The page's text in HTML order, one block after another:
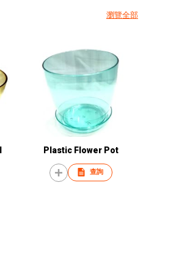
瀏覽全部
Plastic Flower Pot
查詢